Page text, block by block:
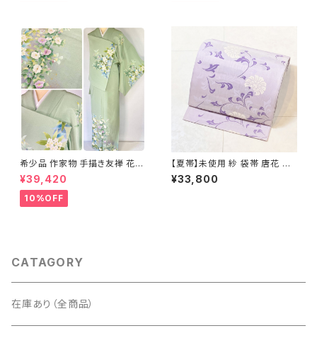
希少品 作家物 手描き友禅 花鳥
文 椿 沈丁花 訪問着 正絹 袷 黄
緑 青 白 1418
¥39,420
10%OFF
【夏帯】未使用 紗 袋帯 唐花 正
絹 紫 白 淡藤色 729
¥33,800
CATAGORY
在庫あり（全商品）